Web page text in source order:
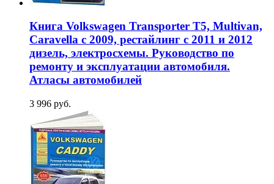
Книга Volkswagen Transporter T5, Multivan,
Caravella с 2009, рестайлинг с 2011 и 2012
дизель, электросхемы. Руководство по
ремонту и эксплуатации автомобиля.
Атласы автомобилей
3 996 руб.